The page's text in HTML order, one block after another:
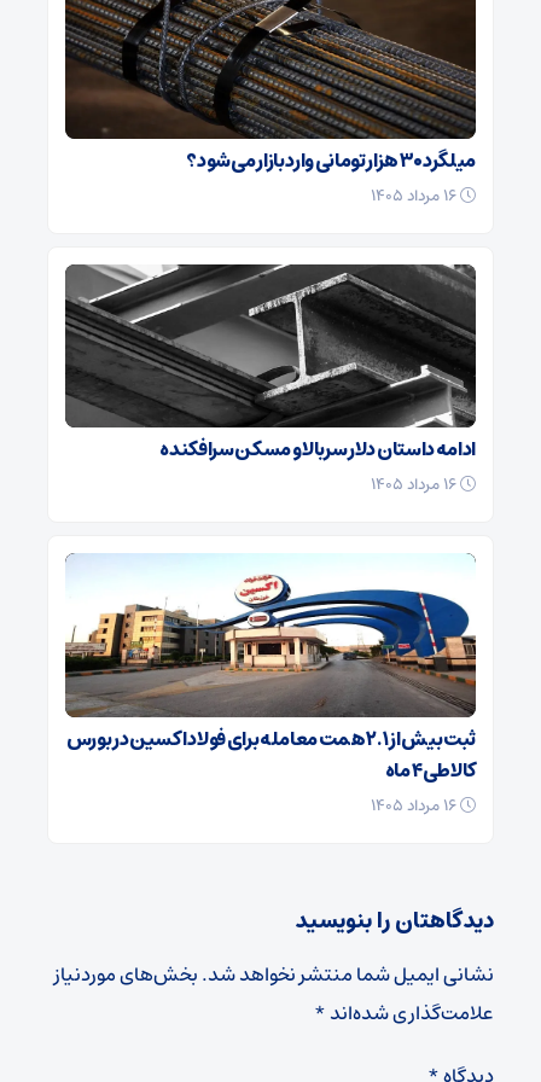
میلگرد ۳۰ هزار تومانی وارد بازار می‌شود؟
ادامه داستان دلار سربالا و مسکن سرافکنده
ثبت بیش از ۲.۱ همت معامله برای فولاد اکسین در بورس
کالا طی ۴ ماه
دیدگاهتان را بنویسید
نشانی ایمیل شما منتشر نخواهد شد.بخش‌های موردنیاز
علامت‌گذاری شده‌اند*